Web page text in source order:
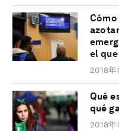
el
2018年
Qué
qué
2018